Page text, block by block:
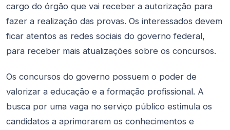
cargo do órgão que vai receber a autorização para
fazer a realização das provas. Os interessados devem
ficar atentos as redes sociais do governo federal,
para receber mais atualizações sobre os concursos.
Os concursos do governo possuem o poder de
valorizar a educação e a formação profissional. A
busca por uma vaga no serviço público estimula os
candidatos a aprimorarem os conhecimentos e